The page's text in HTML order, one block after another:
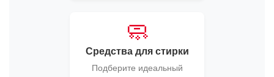
🧼
Средства для стирки
Подберите идеальный